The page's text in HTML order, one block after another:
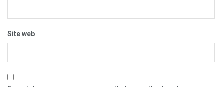
Site web